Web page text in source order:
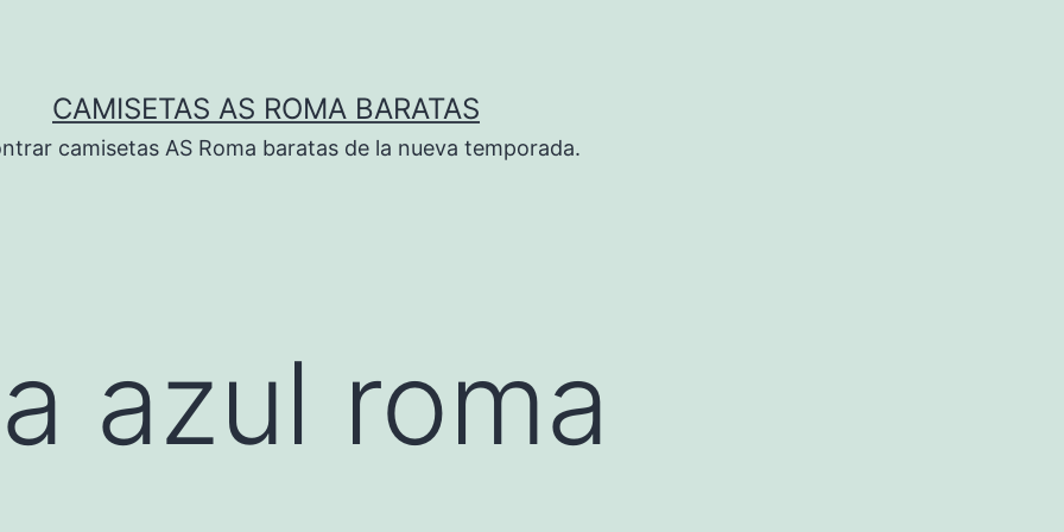
CAMISETAS AS ROMA BARATAS
camisetas AS Roma baratas de la nueva temporada.
azul roma